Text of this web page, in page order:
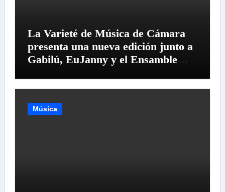
La Varieté de Música de Cámara
presenta una nueva edición junto a
Gabilú, EuJanny y el Ensamble
Música